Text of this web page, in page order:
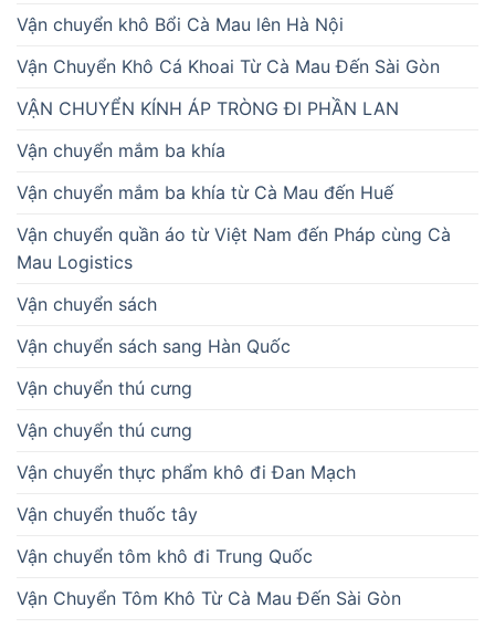
Vận chuyển khô Bổi Cà Mau lên Hà Nội
Vận Chuyển Khô Cá Khoai Từ Cà Mau Đến Sài Gòn
VẬN CHUYỂN KÍNH ÁP TRÒNG ĐI PHẦN LAN
Vận chuyển mắm ba khía
Vận chuyển mắm ba khía từ Cà Mau đến Huế
Vận chuyển quần áo từ Việt Nam đến Pháp cùng Cà
Mau Logistics
Vận chuyển sách
Vận chuyển sách sang Hàn Quốc
Vận chuyển thú cưng
Vận chuyển thú cưng
Vận chuyển thực phẩm khô đi Đan Mạch
Vận chuyển thuốc tây
Vận chuyển tôm khô đi Trung Quốc
Vận Chuyển Tôm Khô Từ Cà Mau Đến Sài Gòn